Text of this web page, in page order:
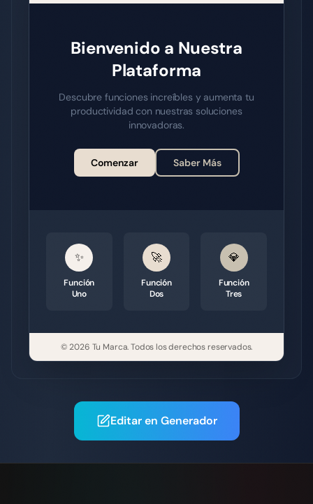
Bienvenido a Nuestra
Plataforma
Descubre funciones increíbles y aumenta tu
productividad con nuestras soluciones
innovadoras.
Comenzar Saber Más
✨
Función
Uno
🚀
Función
Dos
💎
Función
Tres
© 2026 Tu Marca.Todos los derechos reservados.
Editar en Generador